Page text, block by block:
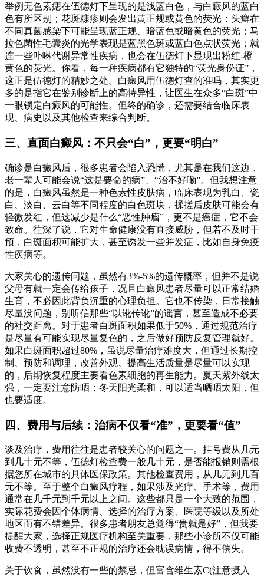
举例无色素痣在伍德灯下呈现的是浅蓝白色，与白癜风的蓝白
色有所区别；花斑糠疹则会发出黄正规或黄色的荧光；头癣在
不同真菌感染下可能呈现蓝正规、暗蓝色或暗黄色的荧光；马
拉色菌性毛囊炎的光学表现是蓝黑色斑或蓝白色点状荧光；就
连一些卟啉代谢异常性疾病，也会在伍德灯下显现出粉红-橙
黄色的荧光。你看，每一种疾病都有它独特的“荧光身份证”，
这正是伍德灯的精妙之处。白癜风用伍德灯查的准吗，其实更
多的是指它在鉴别诊断上的高特异性，让医生在众多“白斑”中
一眼锁定白癜风的可能性。但终的确诊，还需要结合临床表
现、病史以及其他检查来综合判断。
三、直面白癜风：不只会“白”，更要“明白”
确诊是白癜风后，很多患者会陷入恐慌，尤其是在我们这边，
老一辈人可能会说“这是要命的病”、“治不好嘞”。但我想注意
的是，白癜风虽然是一种色素性皮肤病，临床表现为乳白、瓷
白、淡白、云白等不同程度的白色斑块，揉搓后皮肤可能会有
轻微发红，但这减少是什么“恶性肿瘤”，更不是癌症，它不会
致命。往深了说，它对生命健康没有直接威胁，但若不及时干
预，白斑面积可能扩大，甚至诱发一些并发症，比如自身免疫
性疾病等。
大家关心的遗传问题，虽然有3%-5%的遗传概率，但并不是说
父母有就一定会传给孩子，况且白癜风患者尽量可以正常结婚
生育，不必因此背负沉重的心理负担。它也不传染，日常接触
尽量没问题，别听信那些“以讹传讹”的谣言，甚至造成不必要
的社交距离。对于患者白斑面积如果低于50%，通过规范治疗
是尽量有可能实现尽量复色的，之后做好预防反复管理就好。
如果白斑面积超过80%，虽说尽量治疗难度大，但通过长期控
制、预防和调理，改善外观、提高生活质量是尽量可以实现
的，后期恢复程度主要看色素细胞的再生能力。夏天紫外线太
强，一定要注意防晒；冬天阳光柔和，可以适当晒晒太阳，但
也要适度。
四、费用与后续：治病不仅看“准”，更要看“值”
谈及治疗，费用往往是患者较关心的问题之一。挂号费从几元
到几十元不等，伍德灯检查费一般几十元，是否能报销则需根
据您所在城市的具体医保政策。其他检查费用，从几元到几百
元不等。至于整个白癜风疗程，如果涉及光疗、手术等，费用
通常在几千元到千元以上之间。这些都只是一个大致的范围，
实际花费会因个体病情、选择的治疗方案、医院等级以及所处
地区而有不错差异。很多患者朋友总觉得“贵就是好”，但我要
提醒大家，选择正规医疗机构至关重要，那些小诊所不仅可能
收费不透明，甚至不正规的治疗还会耽误病情，得不偿失。
关于饮食，虽然没有一些的禁忌，但富含维生素C(注意摄入